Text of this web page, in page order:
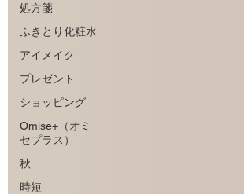
処方箋
ふきとり化粧水
アイメイク
プレゼント
ショッピング
Omise+（オミ
セプラス）
秋
時短